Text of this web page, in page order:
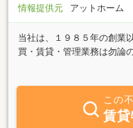
情報提供元
アットホーム
当社は、１９８５年の創業
買・賃貸・管理業務は勿論
談・新築・増改築・リフォ
ております。 地元不動産
最新且つ正確な情報をより
度の高いサービスとお客様
この
賃